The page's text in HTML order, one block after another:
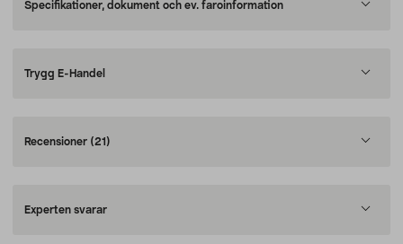
Specifikationer, dokument och ev. faroinformation
Trygg E-Handel
Recensioner (21)
Experten svarar